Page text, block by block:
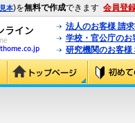
見本)を無料で作成できます 会員登
法人のお客様 請
学校・官公庁のお
研究機関のお客様